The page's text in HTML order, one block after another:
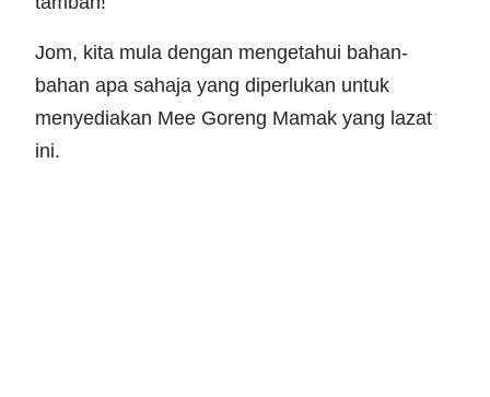
Jom, kita mula dengan mengetahui bahan-
bahan apa sahaja yang diperlukan untuk
menyediakan Mee Goreng Mamak yang lazat
ini.